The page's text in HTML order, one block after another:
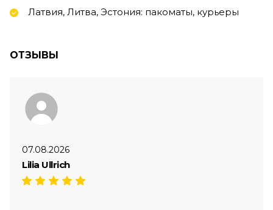
Латвия, Литва, Эстония: пакоматы, курьеры
ОТЗЫВЫ
07.08.2026
Lilia Ullrich